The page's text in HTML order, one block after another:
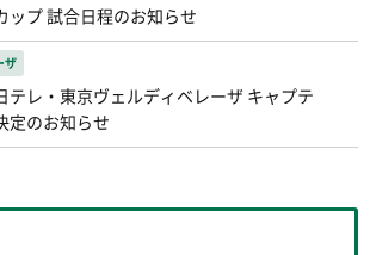
ップ 試合日程のお知らせ
ザ
テレ・東京ヴェルディベレーザ キャプテ
定のお知らせ